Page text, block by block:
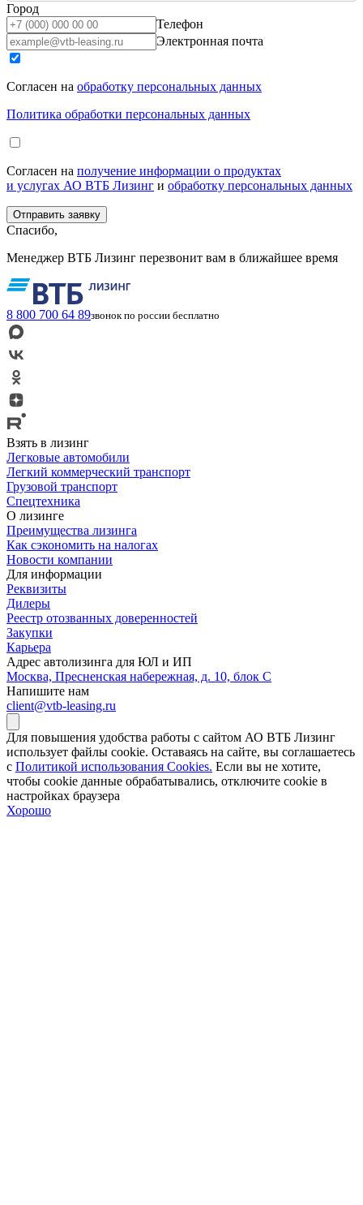
Город
Телефон
Электронная почта
Согласен на обработку персональных данных
Политика обработки персональных данных
Согласен на получение информации о продуктах
и услугах АО ВТБ Лизинг и обработку персональных данных
Спасибо,
Менеджер ВТБ Лизинг перезвонит вам в ближайшее время
8 800 700 64 89звонок по россии бесплатно
Взять в лизинг
Легковые автомобили
Легкий коммерческий транспорт
Грузовой транспорт
Спецтехника
О лизинге
Преимущества лизинга
Как сэкономить на налогах
Новости компании
Для информации
Реквизиты
Дилеры
Реестр отозванных доверенностей
Закупки
Карьера
Адрес автолизинга для ЮЛ и ИП
Москва, Пресненская набережная, д. 10, блок С
Напишите нам
client@vtb-leasing.ru
Для повышения удобства работы с сайтом АО ВТБ Лизинг
использует файлы cookie. Оставаясь на сайте, вы соглашаетесь
с Политикой использования Cookies. Если вы не хотите,
чтобы сookie данные обрабатывались, отключите cookie в
настройках браузера
Хорошо